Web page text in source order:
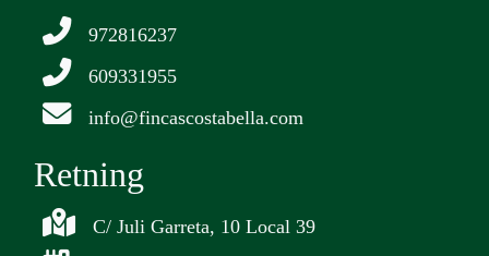
972816237
609331955
info@fincascostabella.com
Retning
C/ Juli Garreta, 10 Local 39